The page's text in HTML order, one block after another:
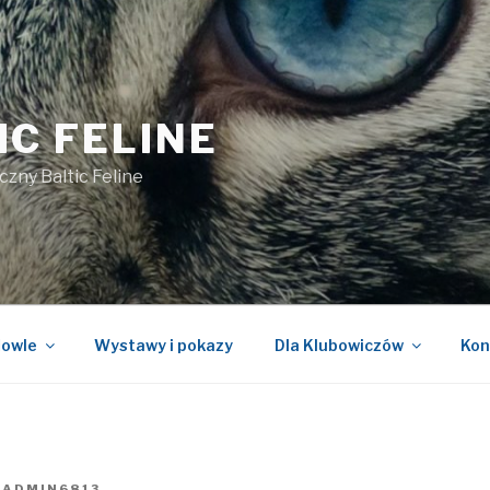
FELINE
Baltic Feline
Wystawy i pokazy Dla Klubowiczów